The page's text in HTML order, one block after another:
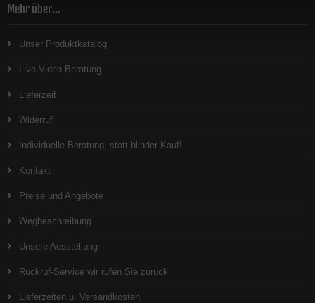
Mehr über...
Unser Produktkatalog
Live-Video-Beratung
Lieferzeit
Widerruf
Individuelle Beratung, statt blinder Kauf!
Kontakt
Preise und Angebote
Wegbeschreibung
Unsere Ausstellung
Rückruf-Service wir rufen Sie zurück
Lieferzeiten u. Versandkosten